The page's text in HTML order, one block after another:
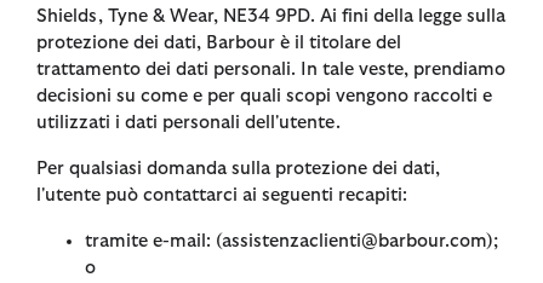
Shields, Tyne & Wear, NE34 9PD. Ai fini della legge sulla
protezione dei dati, Barbour è il titolare del
trattamento dei dati personali. In tale veste, prendiamo
decisioni su come e per quali scopi vengono raccolti e
utilizzati i dati personali dell'utente.
Per qualsiasi domanda sulla protezione dei dati,
l'utente può contattarci ai seguenti recapiti:
tramite e-mail: (assistenzaclienti@barbour.com);
o